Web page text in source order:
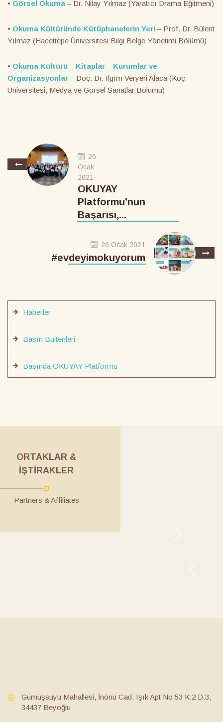
• Görsel Okuma – Dr. Nilay Yılmaz (Yaratıcı Drama Eğitmeni)
• Okuma Kültüründe Kütüphanelerin Yeri – Prof. Dr. Bülent
Yılmaz (Hacettepe Üniversitesi Bilgi Belge Yönetimi Bölümü)
• Okuma Kültürü – Kitaplar – Kurumlar ve
Organizasyonlar – Doç. Dr. Ilgım Veryeri Alaca (Koç
Üniversitesi, Medya ve Görsel Sanatlar Bölümü)
26
Ocak
2021
OKUYAY
Platformu’nun
Başarısı,...
26 Ocak 2021
#evdeyimokuyorum
Haberler
Basın Bültenleri
Basında OKUYAY Platformu
ORTAKLAR &
İŞTIRAKLER
Partners & Affiliates
Gümüşsuyu Mahallesi, İnönü Cad. Işık Apt No:53 K:2 D:3,
34437 Beyoğlu